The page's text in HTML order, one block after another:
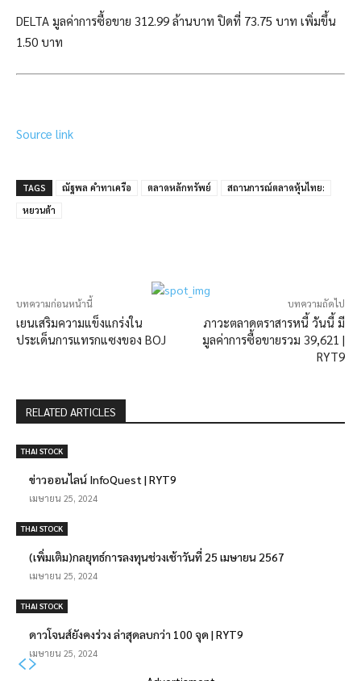
DELTA มูลค่าการซื้อขาย 312.99 ล้านบาท ปิดที่ 73.75 บาท เพิ่มขึ้น
1.50 บาท
Source link
TAGS ณัฐพล คำทาเครือ ตลาดหลักทรัพย์
สถานการณ์ตลาดหุ้นไทย:
หยวนต้า
บทความก่อนหน้านี้
เยนเสริมความแข็งแกร่งใน
ประเด็นการแทรกแซงของ BOJ
บทความถัดไป
ภาวะตลาดตราสารหนี้ วันนี้ มี
มูลค่าการซื้อขายรวม 39,621 |
RYT9
RELATED ARTICLES
THAI STOCK
ข่าวออนไลน์ InfoQuest | RYT9
เมษายน 25, 2024
THAI STOCK
(เพิ่มเติม)กลยุทธ์การลงทุนช่วงเช้าวันที่ 25 เมษายน 2567
เมษายน 25, 2024
THAI STOCK
ดาวโจนส์ยังคงร่วง ล่าสุดลบกว่า 100 จุด | RYT9
เมษายน 25, 2024